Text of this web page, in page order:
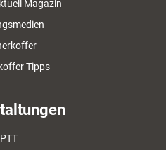
Magazin
Tipps
PTT